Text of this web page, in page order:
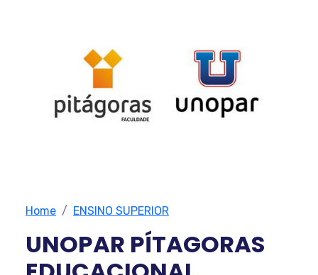
Home ENSINO SUPERIOR
UNOPAR PÍTAGORAS